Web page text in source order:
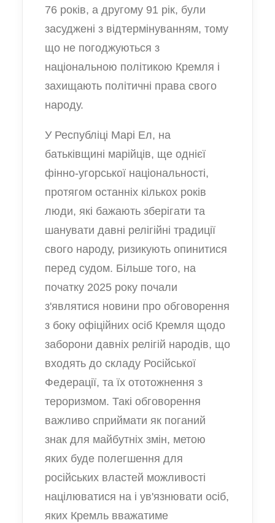
76 років, а другому 91 рік, були
засуджені з відтермінуванням, тому
що не погоджуються з
національною політикою Кремля і
захищають політичні права свого
народу.
У Республіці Марі Ел, на
батьківщині марійців, ще однієї
фінно-угорської національності,
протягом останніх кількох років
люди, які бажають зберігати та
шанувати давні релігійні традиції
свого народу, ризикують опинитися
перед судом. Більше того, на
початку 2025 року почали
з'являтися новини про обговорення
з боку офіційних осіб Кремля щодо
заборони давніх релігій народів, що
входять до складу Російської
Федерації, та їх ототожнення з
тероризмом. Такі обговорення
важливо сприймати як поганий
знак для майбутніх змін, метою
яких буде полегшення для
російських властей можливості
націлюватися на і ув'язнювати осіб,
яких Кремль вважатиме